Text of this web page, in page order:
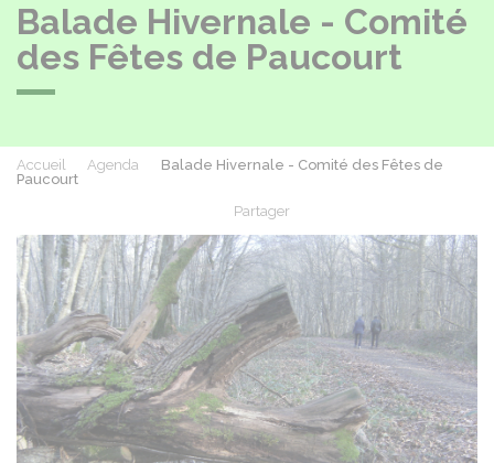
Balade Hivernale - Comité
des Fêtes de Paucourt
Accueil Agenda
Balade Hivernale - Comité des Fêtes de
Paucourt
Partager
Précédent